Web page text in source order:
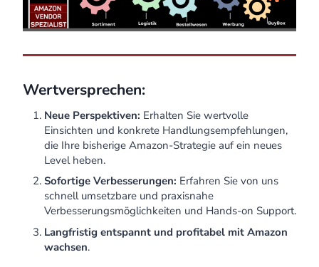
Wertversprechen:
Neue Perspektiven: Erhalten Sie wertvolle
Einsichten und konkrete Handlungsempfehlungen,
die Ihre bisherige Amazon-Strategie auf ein neues
Level heben.
Sofortige Verbesserungen: Erfahren Sie von uns
schnell umsetzbare und praxisnahe
Verbesserungsmöglichkeiten und Hands-on Support.
Langfristig entspannt und profitabel mit Amazon
wachsen.